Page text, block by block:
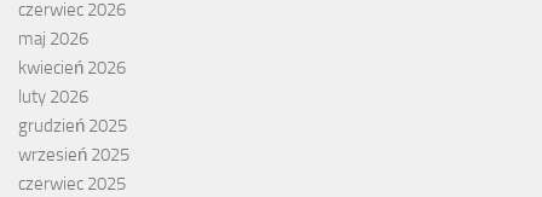
czerwiec 2026
maj 2026
kwiecień 2026
luty 2026
grudzień 2025
wrzesień 2025
czerwiec 2025